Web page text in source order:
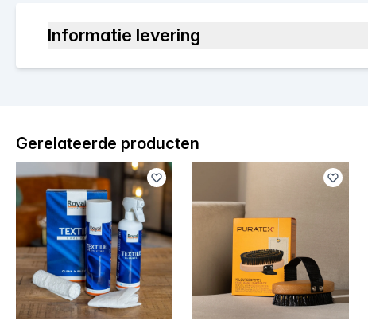
Informatie levering
Gerelateerde producten